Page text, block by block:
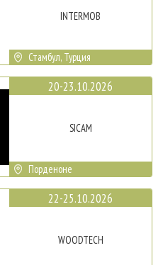
INTERMOB
Стамбул, Турция
20-23.10.2026
SICAM
Порденоне
22-25.10.2026
WOODTECH